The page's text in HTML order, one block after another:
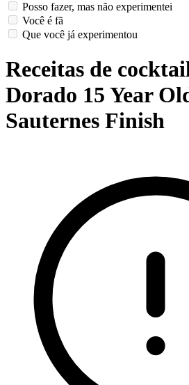
Posso fazer, mas não experimentei
Você é fã
Que você já experimentou
Receitas de
Dorado 15 Year
Sauternes Finish